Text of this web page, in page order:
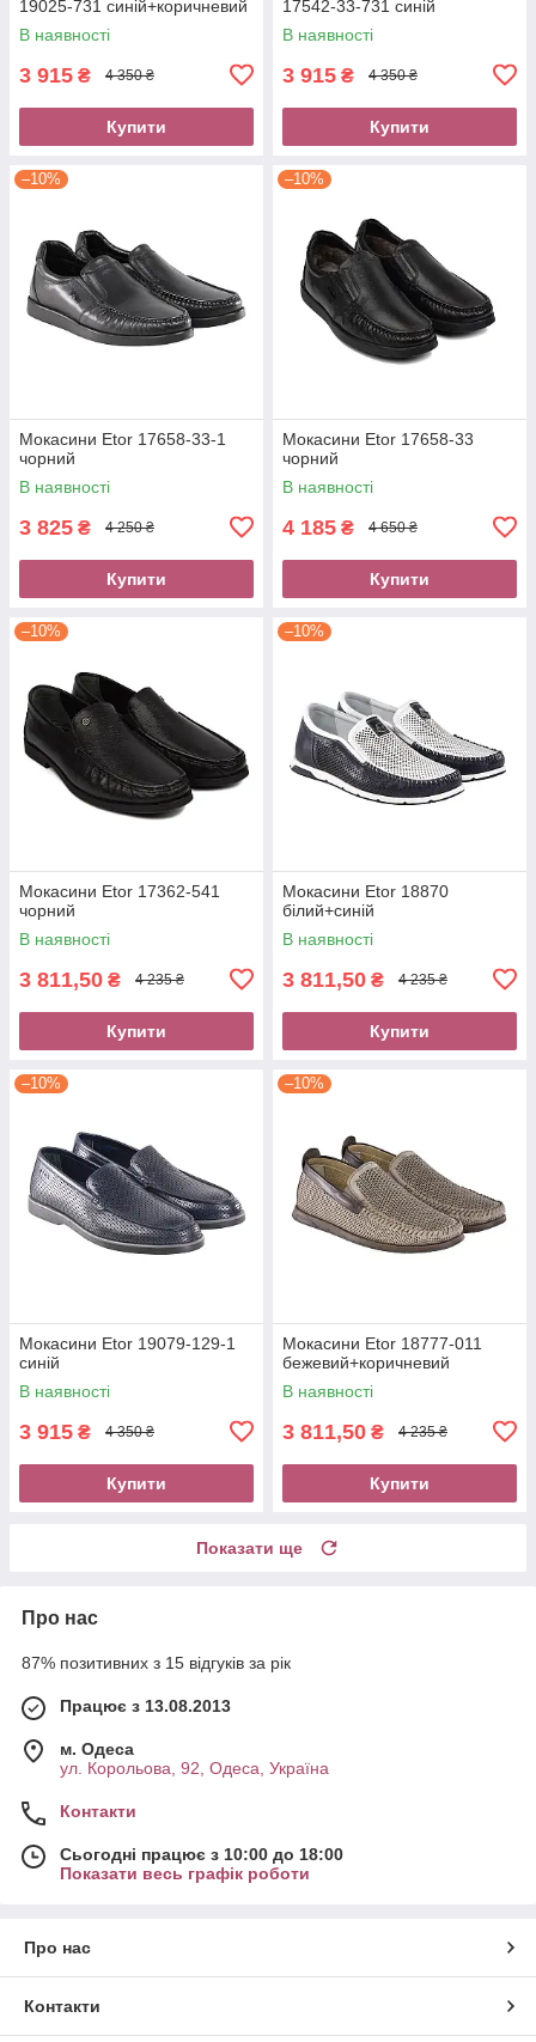
19025-731 синій+коричневий
В наявності
3 915 ₴ 4 350 ₴
Купити
17542-33-731 синій
В наявності
3 915 ₴ 4 350 ₴
Купити
–10%
Мокасини Etor 17658-33-1
чорний
В наявності
3 825 ₴ 4 250 ₴
Купити
–10%
Мокасини Etor 17658-33
чорний
В наявності
4 185 ₴ 4 650 ₴
Купити
–10%
Мокасини Etor 17362-541
чорний
В наявності
3 811,50 ₴ 4 235 ₴
Купити
–10%
Мокасини Etor 18870
білий+синій
В наявності
3 811,50 ₴ 4 235 ₴
Купити
–10%
Мокасини Etor 19079-129-1
синій
В наявності
3 915 ₴ 4 350 ₴
Купити
–10%
Мокасини Etor 18777-011
бежевий+коричневий
В наявності
3 811,50 ₴ 4 235 ₴
Купити
Показати ще
Про нас
87% позитивних з 15 відгуків за рік
Працює з 13.08.2013
м. Одеса
ул. Корольова, 92, Одеса, Україна
Контакти
Сьогодні працює з 10:00 до 18:00
Показати весь графік роботи
Про нас
Контакти